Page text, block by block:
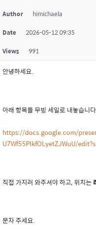
Author himichaela
Date 2026-05-12 09:35
Views 991
안녕하세요.
아래 항목들 무빙 세일로 내놓습니
https://docs.google.com/
U7Wf55PIkfOLyetZJWuU/
직접 가지러 와주셔야 하고, 위치는
문자 주세요.